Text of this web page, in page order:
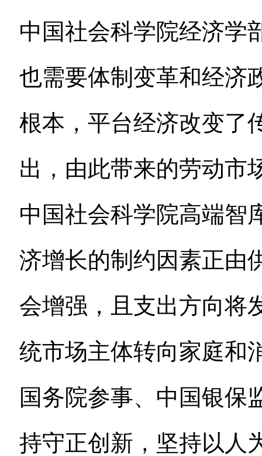
中国社会科学院经济学
也需要体制变革和经济
根本，平台经济改变了
出，由此带来的劳动市
中国社会科学院高端智
济增长的制约因素正由
会增强，且支出方向将
统市场主体转向家庭和
国务院参事、中国银保
持守正创新，坚持以人